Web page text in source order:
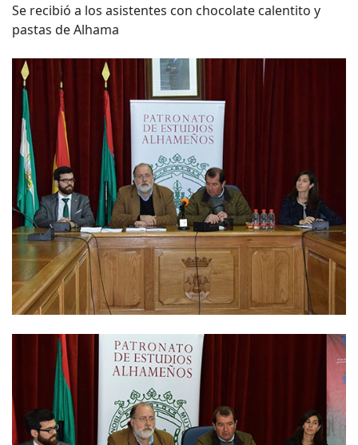
Se recibió a los asistentes con chocolate calentito y
pastas de Alhama